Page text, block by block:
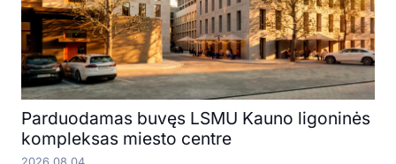
Parduodamas buvęs LSMU Kauno ligoninės
kompleksas miesto centre